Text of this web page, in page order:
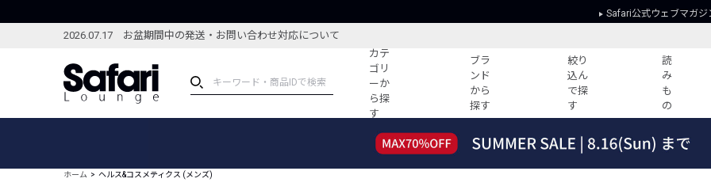
Safari公式ウェブマガジ
2026.07.17 お盆期間中の発送・お問い合わせ対応について
カテ
ゴリ
ーか
ら探
す
ブラ
ンド
から
探す
絞り
込ん
で探
す
読
み
も
の
ブランドから探す
すべての記事
ホーム ヘルス&コスメティクス (メンズ)